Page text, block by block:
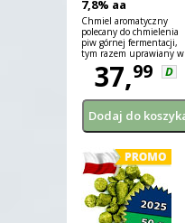
7,8% aa
Chmiel aromatyczny
polecany do chmielenia
piw górnej fermentacji,
tym razem uprawiany w
Polsce!37,99 D